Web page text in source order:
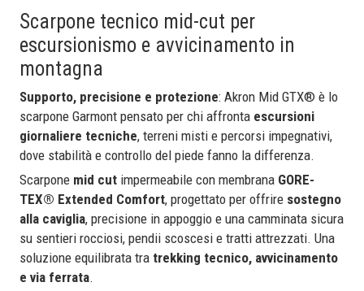
Scarpone tecnico mid-cut per
escursionismo e avvicinamento in
montagna
Supporto, precisione e protezione: Akron Mid GTX® è lo
scarpone Garmont pensato per chi affronta escursioni
giornaliere tecniche, terreni misti e percorsi impegnativi,
dove stabilità e controllo del piede fanno la differenza.
Scarpone mid cut impermeabile con membrana GORE-
TEX® Extended Comfort, progettato per offrire sostegno
alla caviglia, precisione in appoggio e una camminata sicura
su sentieri rocciosi, pendii scoscesi e tratti attrezzati. Una
soluzione equilibrata tra trekking tecnico, avvicinamento
e via ferrata.